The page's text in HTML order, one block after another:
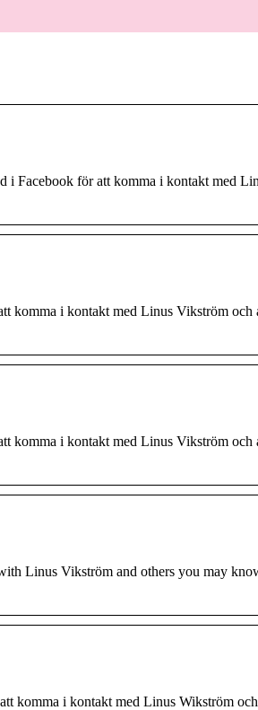
Facebook för att komma i kontakt med
komma i kontakt med Linus Vikström och
komma i kontakt med Linus Vikström och
Linus Vikström and others you may
komma i kontakt med Linus Wikström